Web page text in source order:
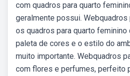
com quadros para quarto
geralmente possui. Webquadros
os quadros para quarto feminino
paleta de cores e o estilo do
muito importante. Webquadros
com flores e perfumes, perfeito